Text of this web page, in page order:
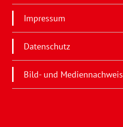
Impressum
Datenschutz
Bild- und Mediennachweis